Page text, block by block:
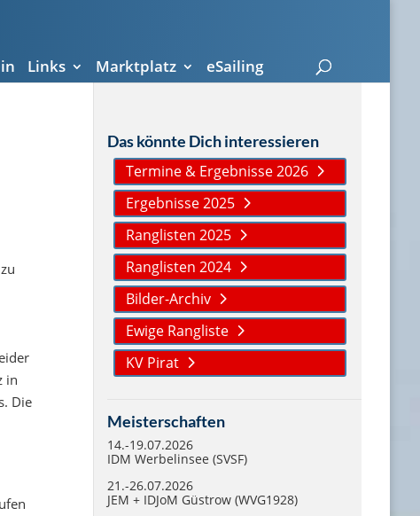
Links Marktplatz eSailing
in
Die
Das könnte Dich interessieren
Termine & Ergebnisse 2026
Ergebnisse 2025
Ranglisten 2025
Ranglisten 2024
Bilder-Archiv
Ewige Rangliste
KV Pirat
Meisterschaften
14.-19.07.2026
IDM Werbelinsee (SVSF)
21.-26.07.2026
JEM + IDJoM Güstrow (WVG1928)